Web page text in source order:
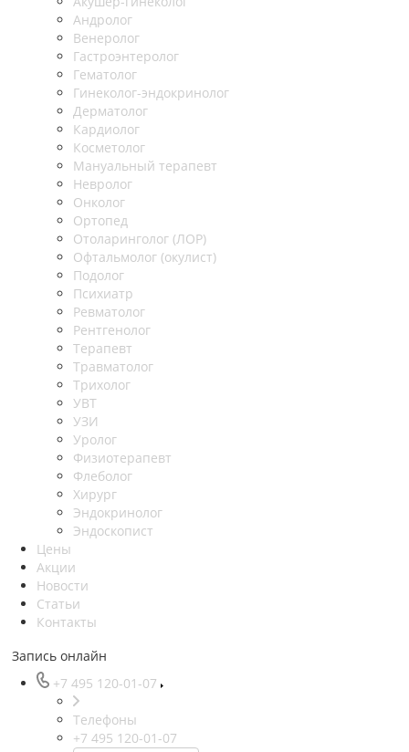
Андролог
Венеролог
Гастроэнтеролог
Гематолог
Гинеколог-эндокринолог
Дерматолог
Кардиолог
Косметолог
Мануальный терапевт
Невролог
Онколог
Ортопед
Отоларинголог (ЛОР)
Офтальмолог (окулист)
Подолог
Психиатр
Ревматолог
Рентгенолог
Терапевт
Травматолог
Трихолог
УВТ
УЗИ
Уролог
Физиотерапевт
Флеболог
Хирург
Эндокринолог
Эндоскопист
Цены
Акции
Новости
Статьи
Контакты
Запись онлайн
+7 495 120-01-07
Телефоны
+7 495 120-01-07